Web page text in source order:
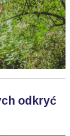
odkryć